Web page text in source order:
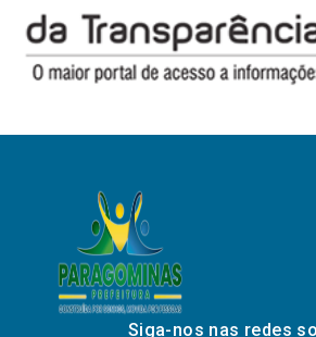
Siga-nos nas redes